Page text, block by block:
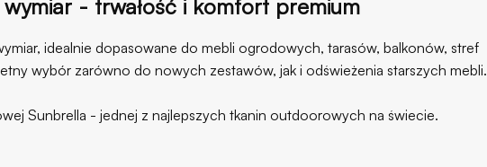
- trwałość i komfort premium
idealnie dopasowane do mebli ogrodowych, tarasów, balkonów, stref
wybór zarówno do nowych zestawów, jak i odświeżenia starszych mebli.
Sunbrella - jednej z najlepszych tkanin outdoorowych na świecie.